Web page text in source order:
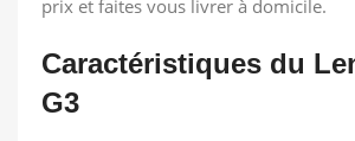
prix et faites vous livrer à domicile.
Caractéristiques du
G3